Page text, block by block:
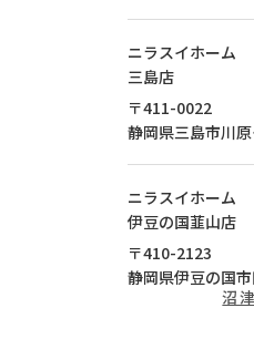
ニラスイホーム
三島店
〒411-0022
静岡県三島市川
ニラスイホーム
伊豆の国韮山店
〒410-2123
静岡県伊豆の国市
沼